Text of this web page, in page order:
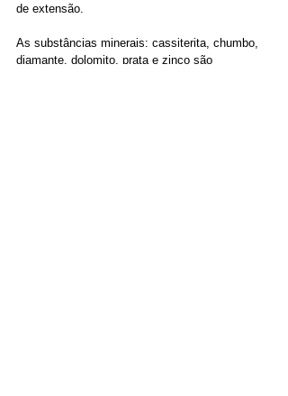
de extensão.
As substâncias minerais: cassiterita, chumbo,
diamante, dolomito, prata e zinco são